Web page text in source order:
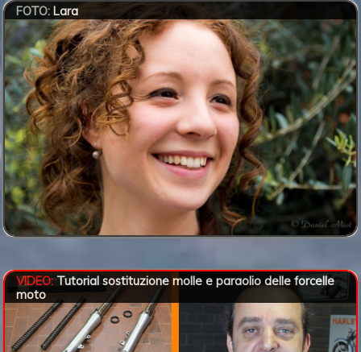
FOTO: Lara
VIDEO:Tutorial sostituzione molle e paraolio delle forcelle
moto